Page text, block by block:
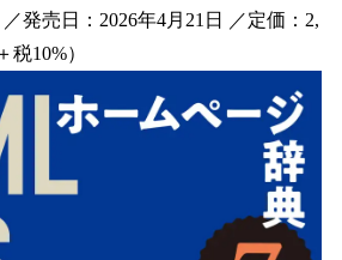
発売日：2026年4月21日 ／定価：2,
税10%）